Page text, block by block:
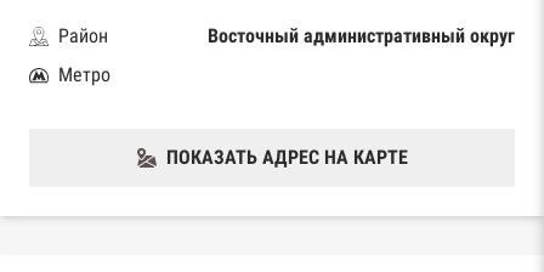
Район
Восточный административный округ
Метро
ПОКАЗАТЬ АДРЕС НА КАРТЕ